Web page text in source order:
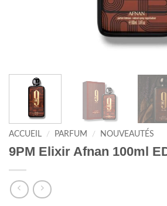
ACCUEIL / PARFUM / NOUVEAUTÉS
9PM Elixir Afnan 100ml